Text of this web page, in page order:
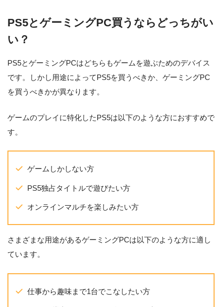
PS5とゲーミングPC買うならどっちがい
い？
PS5とゲーミングPCはどちらもゲームを遊ぶためのデバイス
です。しかし用途によってPS5を買うべきか、ゲーミングPC
を買うべきかが異なります。
ゲームのプレイに特化したPS5は以下のような方におすすめで
す。
ゲームしかしない方
PS5独占タイトルで遊びたい方
オンラインマルチを楽しみたい方
さまざまな用途があるゲーミングPCは以下のような方に適し
ています。
仕事から趣味まで1台でこなしたい方